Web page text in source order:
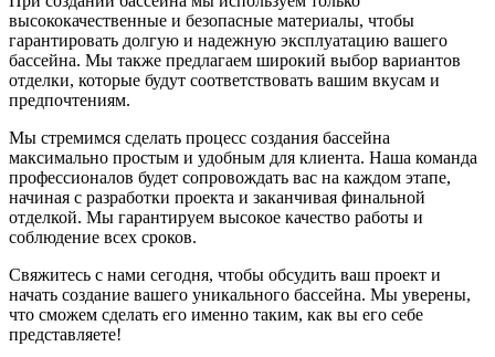
высококачественные и безопасные материалы, чтобы
гарантировать долгую и надежную эксплуатацию вашего
бассейна. Мы также предлагаем широкий выбор вариантов
отделки, которые будут соответствовать вашим вкусам и
предпочтениям.
Мы стремимся сделать процесс создания бассейна
максимально простым и удобным для клиента. Наша команда
профессионалов будет сопровождать вас на каждом этапе,
начиная с разработки проекта и заканчивая финальной
отделкой. Мы гарантируем высокое качество работы и
соблюдение всех сроков.
Свяжитесь с нами сегодня, чтобы обсудить ваш проект и
начать создание вашего уникального бассейна. Мы уверены,
что сможем сделать его именно таким, как вы его себе
представляете!